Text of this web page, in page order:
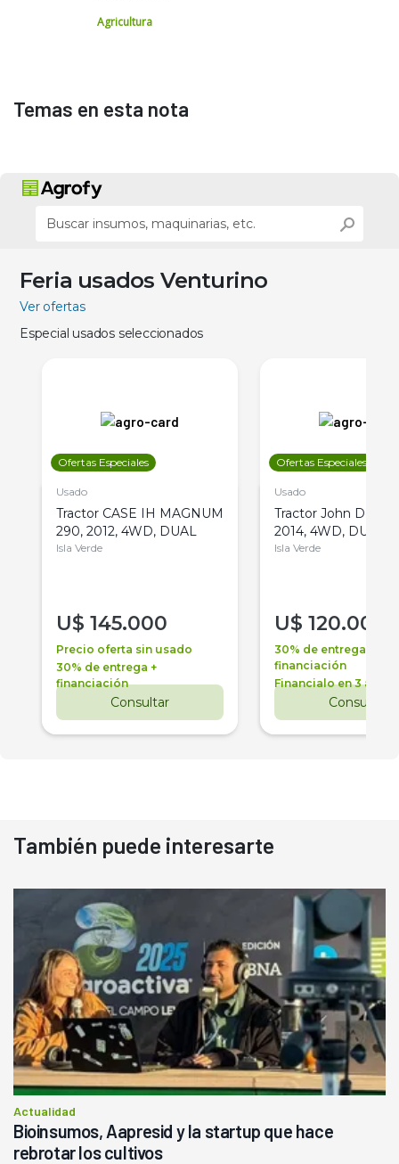
Agricultura
Temas en esta nota
Feria usados Venturino
Ver ofertas
Especial usados seleccionados
Ofertas Especiales
Usado
Tractor CASE IH MAGNUM
290, 2012, 4WD, DUAL
Isla Verde
U$ 145.000
Precio oferta sin usado
30% de entrega +
financiación
Consultar
Ofertas Especiales
Usado
Tractor John Deere
2014, 4WD, DUAL
Isla Verde
U$ 120.000
30% de entrega +
financiación
Financialo en 3 años
Consultar
También puede interesarte
Actualidad
Bioinsumos, Aapresid y la startup que hace
rebrotar los cultivos